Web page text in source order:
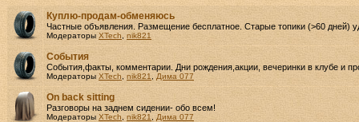
Куплю-продам-обменяюсь
Частные объявления. Размещение бесплатное. Старые топики (>60 дней)
Модераторы XTech nik821
События
События,факты, комментарии. Дни рождения,акции, вечеринки в клубе и
Модераторы XTech nik821 Дима 077
Оn back sitting
Разговоры на заднем сидении- обо всем!
Модераторы XTech nik821
Дима 077